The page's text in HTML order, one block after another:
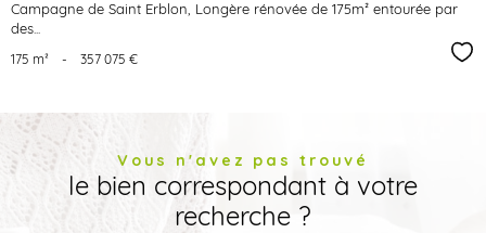
Campagne de Saint Erblon, Longère rénovée de 175m² entourée par
des...
175 m² - 357 075 €
Vous n'avez pas trouvé
le bien correspondant à votre
recherche ?